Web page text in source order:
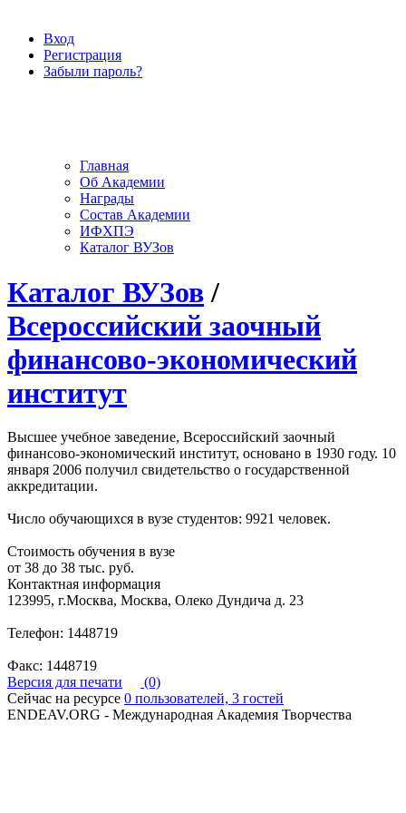
Вход
Регистрация
Забыли пароль?
Главная
Об Академии
Награды
Состав Академии
ИФХПЭ
Каталог ВУЗов
Каталог ВУЗов /
Всероссийский заочный
финансово-экономический
институт
Высшее учебное заведение, Всероссийский заочный
финансово-экономический институт, основано в 1930 году. 10
января 2006 получил свидетельство о государственной
аккредитации.
Число обучающихся в вузе студентов: 9921 человек.
Стоимость обучения в вузе
от 38 до 38 тыс. руб.
Контактная информация
123995, г.Москва, Москва, Олеко Дундича д. 23
Телефон: 1448719
Факс: 1448719
Версия для печати
(0)
Сейчас на ресурсе 0 пользователей, 3 гостей
ENDEAV.ORG - Международная Академия Творчества